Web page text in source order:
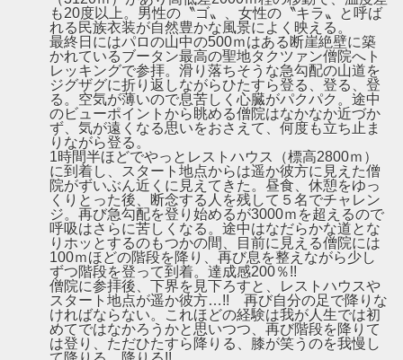
も20度以上。男性の〝ゴ〟、女性の〝キラ〟と呼ば
れる民族衣装が自然豊かな風景によく映える。
最終日にはパロの山中の500ｍはある断崖絶壁に築
かれているブータン最高の聖地タクツァン僧院へト
レッキングで参拝。滑り落ちそうな急勾配の山道を
ジグザグに折り返しながらひたすら登る、登る、登
る。空気が薄いので息苦しく心臓がパクパク。途中
のビューポイントから眺める僧院はなかなか近づか
ず、気が遠くなる思いをおさえて、何度も立ち止ま
りながら登る。
1時間半ほどでやっとレストハウス（標高2800ｍ）
に到着し、スタート地点からは遥か彼方に見えた僧
院がずいぶん近くに見えてきた。昼食、休憩をゆっ
くりとった後、断念する人を残して５名でチャレン
ジ。再び急勾配を登り始めるが3000ｍを超えるので
呼吸はさらに苦しくなる。途中はなだらかな道とな
りホッとするのもつかの間、目前に見える僧院には
100ｍほどの階段を降り、再び息を整えながら少し
ずつ階段を登って到着。達成感200％!!
僧院に参拝後、下界を見下ろすと、レストハウスや
スタート地点が遥か彼方…!! 再び自分の足で降りな
ければならない。これほどの経験は我が人生では初
めてではなかろうかと思いつつ、再び階段を降りて
は登り、ただひたすら降りる、膝が笑うのを我慢し